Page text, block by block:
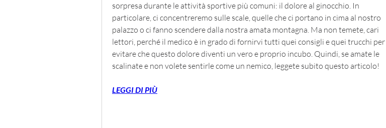
sorpresa durante le attività sportive più comuni: il dolore al ginocchio. In
particolare, ci concentreremo sulle scale, quelle che ci portano in cima al nostro
palazzo o ci fanno scendere dalla nostra amata montagna. Ma non temete, cari
lettori, perché il medico è in grado di fornirvi tutti quei consigli e quei trucchi per
evitare che questo dolore diventi un vero e proprio incubo. Quindi, se amate le
scalinate e non volete sentirle come un nemico, leggete subito questo articolo!
LEGGI DI PIÙ